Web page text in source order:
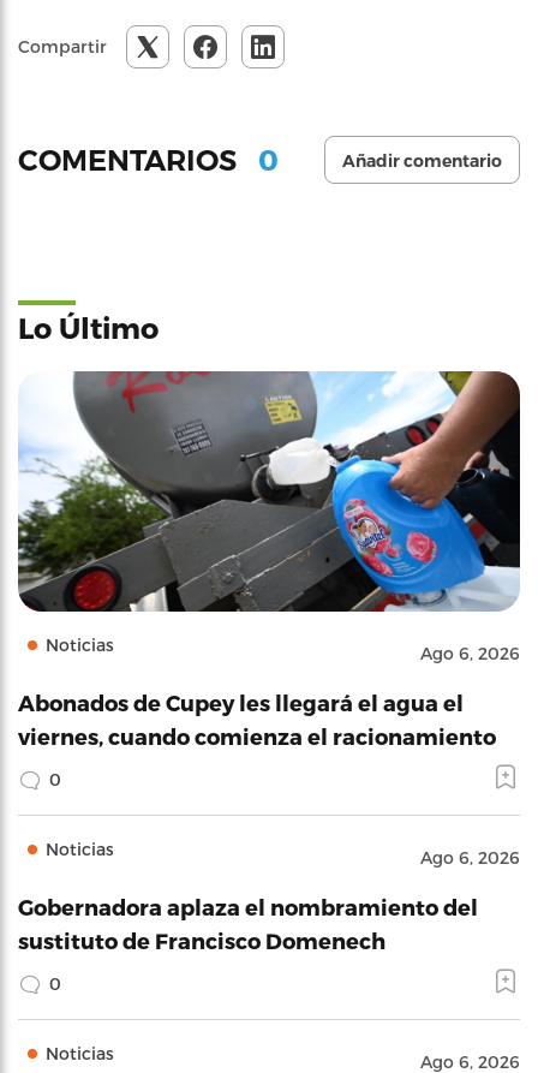
Compartir
COMENTARIOS 0 Añadir comentario
Lo Último
Noticias Ago 6, 2026
Abonados de Cupey les llegará el agua el
viernes, cuando comienza el racionamiento
0
Noticias Ago 6, 2026
Gobernadora aplaza el nombramiento del
sustituto de Francisco Domenech
0
Noticias Ago 6, 2026